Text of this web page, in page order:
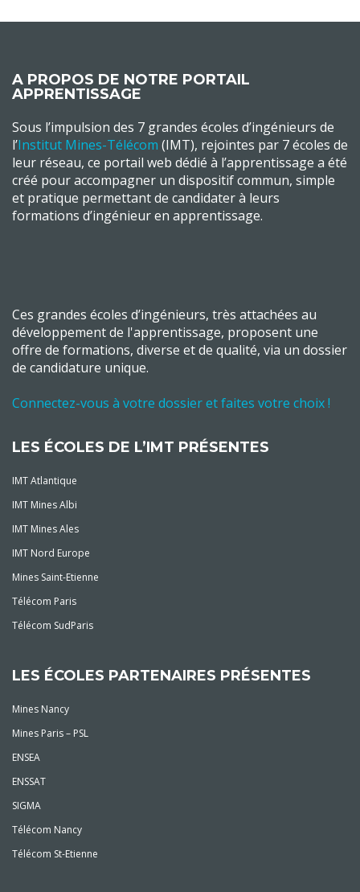
A PROPOS DE NOTRE PORTAIL
APPRENTISSAGE
Sous l’impulsion des 7 grandes écoles d’ingénieurs de
l’Institut Mines-Télécom (IMT), rejointes par 7 écoles de
leur réseau, ce portail web dédié à l’apprentissage a été
créé pour accompagner un dispositif commun, simple
et pratique permettant de candidater à leurs
formations d’ingénieur en apprentissage.
Ces grandes écoles d’ingénieurs, très attachées au
développement de l'apprentissage, proposent une
offre de formations, diverse et de qualité, via un dossier
de candidature unique.
Connectez-vous à votre dossier et faites votre choix !
LES ÉCOLES DE L’IMT PRÉSENTES
IMT Atlantique
IMT Mines Albi
IMT Mines Ales
IMT Nord Europe
Mines Saint-Etienne
Télécom Paris
Télécom SudParis
LES ÉCOLES PARTENAIRES PRÉSENTES
Mines Nancy
Mines Paris – PSL
ENSEA
ENSSAT
SIGMA
Télécom Nancy
Télécom St-Etienne